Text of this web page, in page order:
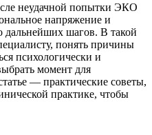
неудачной попытки ЭКО
напряжение и
дальнейших шагов. В такой
понять причины
психологически и
момент для
— практические советы,
практике, чтобы